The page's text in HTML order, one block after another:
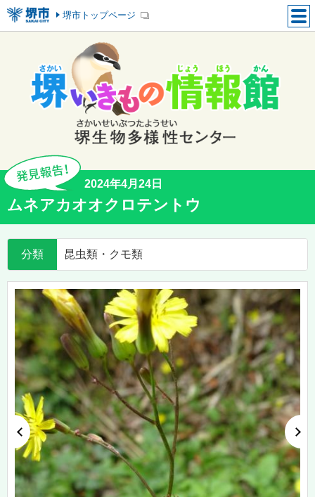
堺市トップページ
2024年4月24日
ムネアカオオクロテントウ
分類 昆虫類・クモ類